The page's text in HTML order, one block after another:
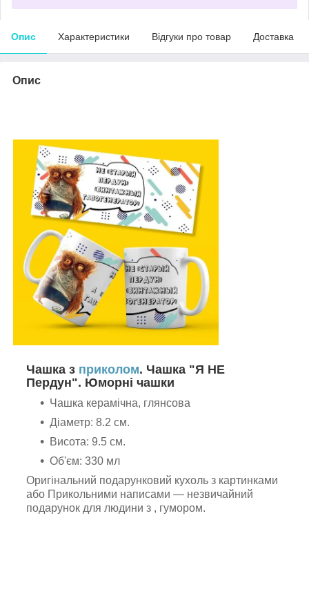
Опис Характеристики Відгуки про товар Доставка
Опис
Чашка з приколом. Чашка "Я НЕ
Пердун". Юморні чашки
Чашка керамічна, глянсова
Діаметр: 8.2 см.
Висота: 9.5 см.
Об'єм: 330 мл
Оригінальний подарунковий кухоль з картинками
або Прикольними написами — незвичайний
подарунок для людини з , гумором.